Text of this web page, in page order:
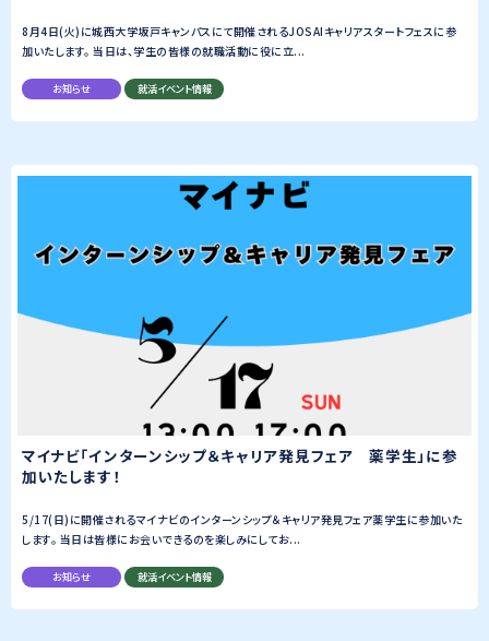
8月4日(火)に城西大学坂戸キャンパスにて開催されるJOSAIキャリアスタートフェスに参
加いたします。 当日は、学生の皆様の就職活動に役に立...
お知らせ 就活イベント情報
マイナビ「インターンシップ＆キャリア発見フェア 薬学生」に参
加いたします！
5/17(日)に開催されるマイナビのインターンシップ＆キャリア発見フェア薬学生に参加いた
します。 当日は皆様にお会いできるのを楽しみにしてお...
お知らせ 就活イベント情報